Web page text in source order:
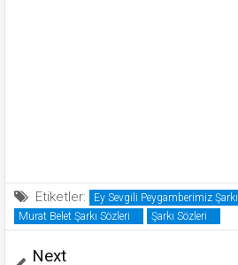
Etiketler: Ey Sevgili Peygamberimiz
Murat Belet Şarkı Sözleri
Şarkı Sözleri
Next